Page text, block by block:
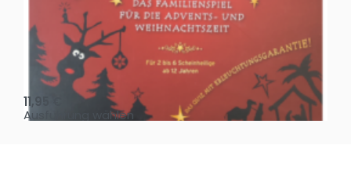
Oh, heilige Nacht!
11,95
Ausführung wählen